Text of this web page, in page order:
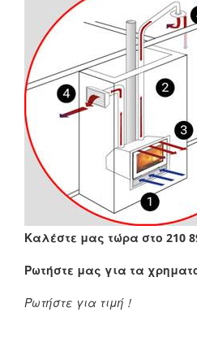
Καλέστε μας τώρα στο 210
Ρωτήστε μας για τα
Ρωτήστε για τιμή !